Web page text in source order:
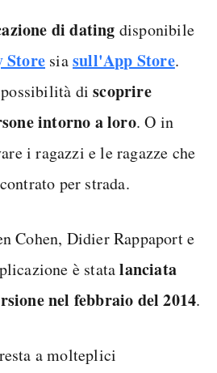
di dating disponibile
Store siasull'App Store.
discoprire
intorno a loro. O in
i ragazzi e le ragazze che
per strada.
Cohen, Didier Rappaport e
è statalanciata
nel febbraio del 2014.
a molteplici